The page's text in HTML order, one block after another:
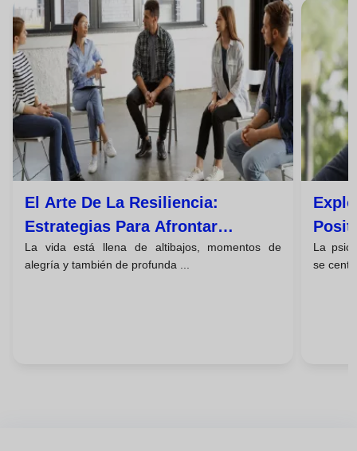
El Arte De La Resiliencia:
Estrategias Para Afrontar
Desafíos Y Prosperar
La vida está llena de altibajos, momentos de
alegría y también de profunda ...
Plena
La
se